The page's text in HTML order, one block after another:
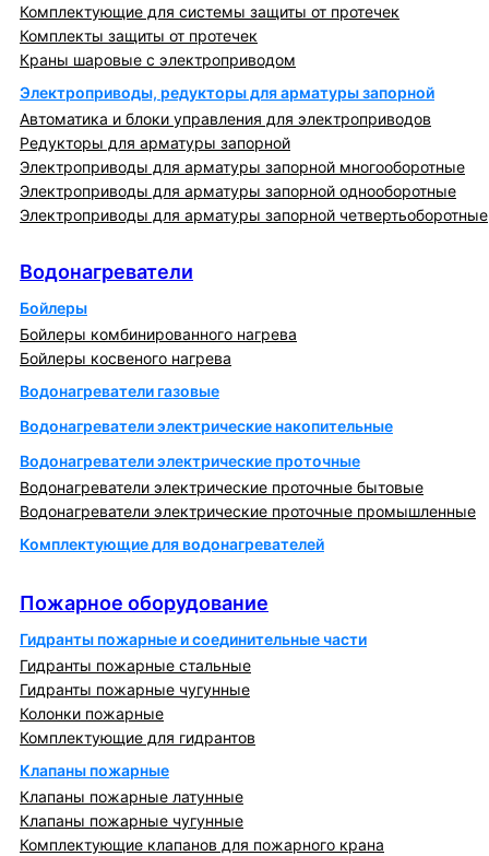
Комплектующие для системы защиты от протечек
Комплекты защиты от протечек
Краны шаровые с электроприводом
Электроприводы, редукторы для арматуры запорной
Автоматика и блоки управления для электроприводов
Редукторы для арматуры запорной
Электроприводы для арматуры запорной многооборотные
Электроприводы для арматуры запорной однооборотные
Электроприводы для арматуры запорной четвертьоборотные
Водонагреватели
Бойлеры
Бойлеры комбинированного нагрева
Бойлеры косвеного нагрева
Водонагреватели газовые
Водонагреватели электрические накопительные
Водонагреватели электрические проточные
Водонагреватели электрические проточные бытовые
Водонагреватели электрические проточные промышленные
Комплектующие для водонагревателей
Пожарное оборудование
Гидранты пожарные и соединительные части
Гидранты пожарные стальные
Гидранты пожарные чугунные
Колонки пожарные
Комплектующие для гидрантов
Клапаны пожарные
Клапаны пожарные латунные
Клапаны пожарные чугунные
Комплектующие клапанов для пожарного крана